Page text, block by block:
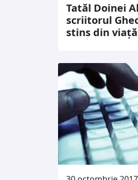
Tatăl Doinei
scriitorul
stins din viață